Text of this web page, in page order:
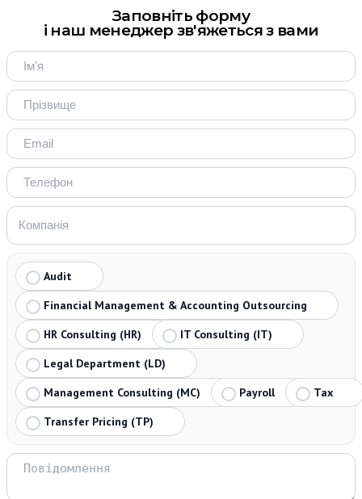
Заповніть форму
і наш менеджер зв'яжеться з вами
Audit
Financial Management & Accounting Outsourcing
HR Consulting (HR)
IT Consulting (IT)
Legal Department (LD)
Management Consulting (MC)
Payroll
Tax
Transfer Pricing (TP)